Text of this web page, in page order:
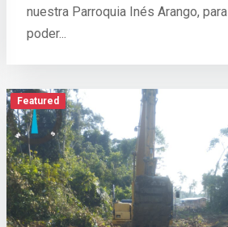
nuestra Parroquia Inés Arango, para
poder...
Featured